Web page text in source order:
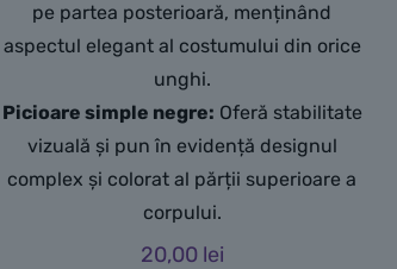
pe partea posterioară, menținând
aspectul elegant al costumului din orice
unghi.
Picioare simple negre: Oferă stabilitate
vizuală și pun în evidență designul
complex și colorat al părții superioare a
corpului.
20,00 lei